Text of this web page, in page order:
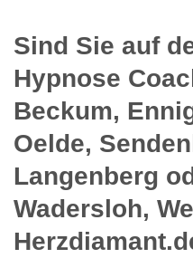
Sind Sie auf
Hypnose
Beckum,
Oelde,
Langenberg
Wadersloh,